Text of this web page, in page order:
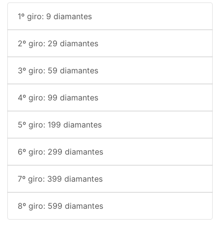
1º giro: 9 diamantes
2º giro: 29 diamantes
3º giro: 59 diamantes
4º giro: 99 diamantes
5º giro: 199 diamantes
6º giro: 299 diamantes
7º giro: 399 diamantes
8º giro: 599 diamantes